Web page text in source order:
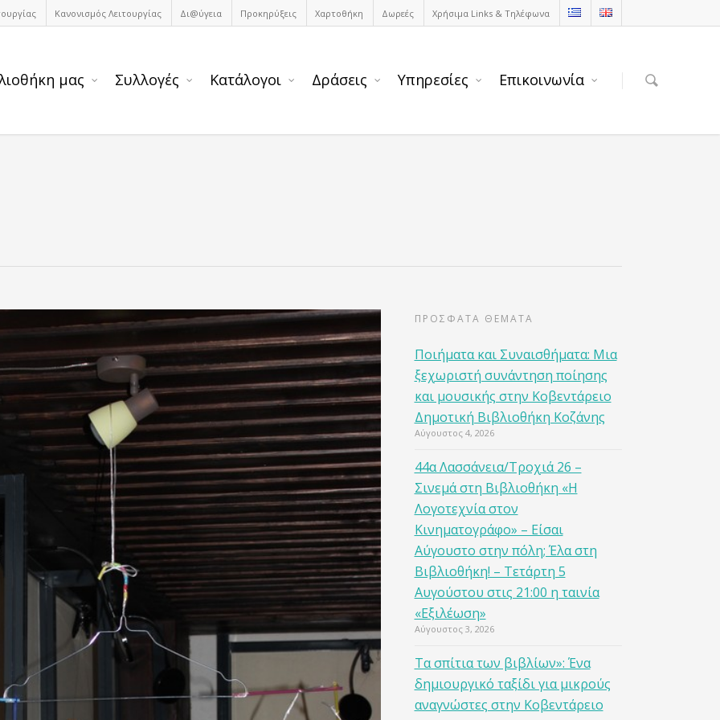
Κανονισμός Λειτουργίας Δι@ύγεια Προκηρύξεις Χαρτοθήκη Δωρεές Χρήσιμα Links & Τηλέφωνα
μας Συλλογές Κατάλογοι Δράσεις Υπηρεσίες Επικοινωνία
ΠΡΟΣΦΑΤΑ ΘΕΜΑΤΑ
Ποιήματα και Συναισθήματα: Μια
ξεχωριστή συνάντηση ποίησης
και μουσικής στην Κοβεντάρειο
Δημοτική Βιβλιοθήκη Κοζάνης
Αύγουστος 4, 2026
44α Λασσάνεια/Τροχιά 26 –
Σινεμά στη Βιβλιοθήκη «Η
Λογοτεχνία στον
Κινηματογράφο» – Είσαι
Αύγουστο στην πόλη; Έλα στη
Βιβλιοθήκη! – Τετάρτη 5
Αυγούστου στις 21:00 η ταινία
«Εξιλέωση»
Αύγουστος 3, 2026
Τα σπίτια των βιβλίων»: Ένα
δημιουργικό ταξίδι για μικρούς
αναγνώστες στην Κοβεντάρειο